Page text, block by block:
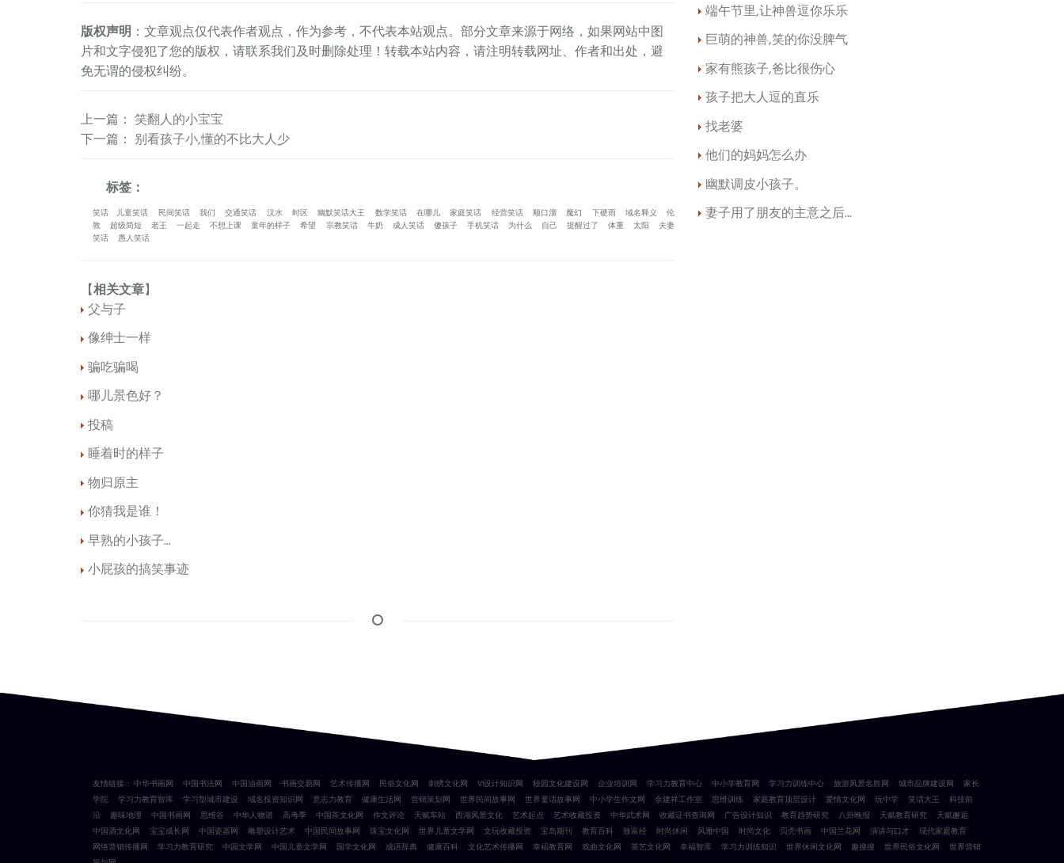
版权声明 ：文章观点仅代表作者观点，作为参考，不代表本站观点。部分文章来源于网络，如果网站中图
片和文字侵犯了您的版权，请联系我们及时删除处理！转载本站内容，请注明转载网址、作者和出处，避
免无谓的侵权纠纷。
上一篇 ： 笑翻人的小宝宝
下一篇 ： 别看孩子小,懂的不比大人少
标签：
笑话 儿童笑话 民间笑话 我们 交通笑话 汉水 时区 幽默笑话大王 数学笑话 在哪儿 家庭笑话 经营笑话 顺口溜 魔幻 下硬雨 域名释义
伦
敦
超级简短 老王 一起走 不想上课 童年的样子 希望 宗教笑话 牛奶 成人笑话 傻孩子 手机笑话 为什么 自己 提醒过了 体重 太阳
夫妻
笑话
愚人笑话
【相关文章】
父与子
像绅士一样
骗吃骗喝
哪儿景色好？
投稿
睡着时的样子
物归原主
你猜我是谁！
早熟的小孩子...
小屁孩的搞笑事迹
端午节里,让神兽逗你乐乐
巨萌的神兽,笑的你没脾气
家有熊孩子,爸比很伤心
孩子把大人逗的直乐
找老婆
他们的妈妈怎么办
幽默调皮小孩子。
妻子用了朋友的主意之后...
友情链接： 中华书画网 中国书法网 中国油画网 书画交易网 艺术传播网 民俗文化网 刺绣文化网 VI设计知识网 校园文化建设网 企业培训网 学习力教育中心 中小学教育网 学习力训练中心 旅游风景名胜网 城市品牌建设网
家长
学院
学习力教育智库 学习型城市建设 域名投资知识网 意志力教育 健康生活网 营销策划网 世界民间故事网 世界童话故事网 中小学生作文网 余建祥工作室 思维训练 家庭教育顶层设计 爱情文化网 玩中学 笑话大王
科技前
沿
趣味地理 中国书画网 思维谷 中华人物谱 高考季 中国茶文化网 作文评论 天赋车站 西湖风景文化 艺术起点 艺术收藏投资 中华武术网 收藏证书查询网 广告设计知识 教育趋势研究 八卦晚报 天赋教育研究
天赋邂逅
中国酒文化网
宝宝成长网 中国瓷器网 雕塑设计艺术 中国民间故事网 珠宝文化网 世界儿童文学网 文玩收藏投资 宝岛期刊 教育百科 致富经 时尚休闲 风雅中国 时尚文化 贝壳书画 中国兰花网 演讲与口才
现代家庭教育
网络营销传播网
学习力教育研究 中国文学网 中国儿童文学网 国学文化网 成语辞典 健康百科 文化艺术传播网 幸福教育网 戏曲文化网 茶艺文化网 幸福智库 学习力训练知识 世界休闲文化网 趣搜搜 世界民俗文化网
世界营销